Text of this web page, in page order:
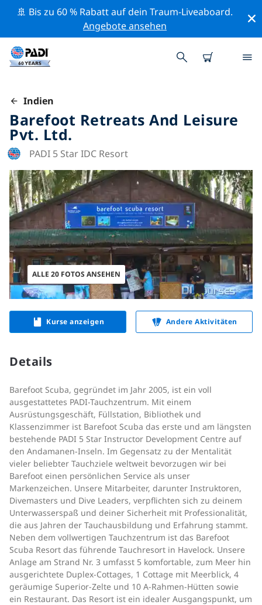
🚢 Bis zu 60 % Rabatt auf dein Traum-Liveaboard.
Angebote ansehen
Indien
Barefoot Retreats And Leisure
Pvt. Ltd.
PADI 5 Star IDC Resort
ALLE 20 FOTOS ANSEHEN
Kurse anzeigen Andere Aktivitäten
Details
Barefoot Scuba, gegründet im Jahr 2005, ist ein voll
ausgestattetes PADI-Tauchzentrum. Mit einem
Ausrüstungsgeschäft, Füllstation, Bibliothek und
Klassenzimmer ist Barefoot Scuba das erste und am längsten
bestehende PADI 5 Star Instructor Development Centre auf
den Andamanen-Inseln. Im Gegensatz zu der Mentalität
vieler beliebter Tauchziele weltweit bevorzugen wir bei
Barefoot einen persönlichen Service als unser
Markenzeichen. Unsere Mitarbeiter, darunter Instruktoren,
Divemasters und Dive Leaders, verpflichten sich zu deinem
Unterwasserspaß und deiner Sicherheit mit Professionalität,
die aus Jahren der Tauchausbildung und Erfahrung stammt.
Neben dem vollwertigen Tauchzentrum ist das Barefoot
Scuba Resort das führende Tauchresort in Havelock. Unsere
Anlage am Strand Nr. 3 umfasst 5 komfortable, zum Meer hin
ausgerichtete Duplex-Cottages, 1 Cottage mit Meerblick, 4
geräumige Superior-Zelte und 10 A-Rahmen-Hütten sowie
ein Restaurant. Das Resort ist ein idealer Ausgangspunkt, um